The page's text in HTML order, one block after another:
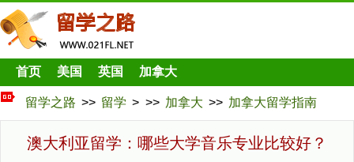
首页 美国 英国 加拿大
留学之路 >> 留学 > >> 加拿大 >> 加拿大留学指南
澳大利亚留学：哪些大学音乐专业比较好？